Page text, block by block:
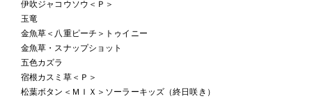
伊吹ジャコウソウ＜Ｐ＞
玉竜
金魚草＜八重ピーチ＞トゥイニー
金魚草・スナップショット
五色カズラ
宿根カスミ草＜Ｐ＞
松葉ボタン＜ＭＩＸ＞ソーラーキッズ（終日咲き）